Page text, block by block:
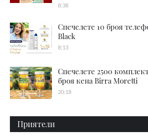
8:38
Спечелете 10 броя
Black
8:13
Спечелете 2500
броя кена Birra Moretti
20:18
Приятели